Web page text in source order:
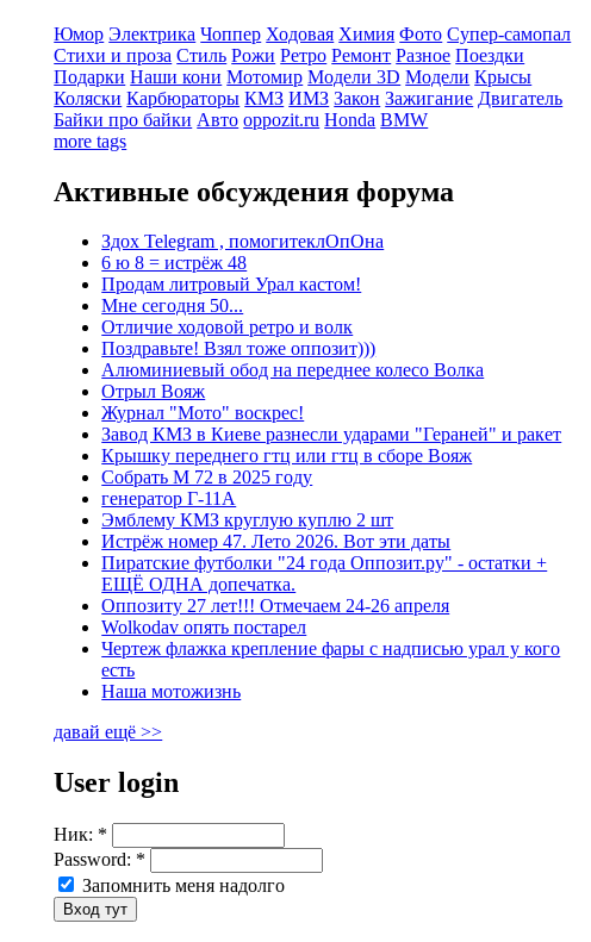
Юмор Электрика Чоппер Ходовая Химия Фото Супер-самопал
Стихи и проза Стиль Рожи Ретро Ремонт Разное Поездки
Подарки Наши кони Мотомир Модели 3D Модели Крысы
Коляски Карбюраторы КМЗ ИМЗ Закон Зажигание Двигатель
Байки про байки Авто oppozit.ru Honda BMW
more tags
Активные обсуждения форума
Здох Telegram , помогитеклОпОна
6 ю 8 = истрёж 48
Продам литровый Урал кастом!
Мне сегодня 50...
Отличие ходовой ретро и волк
Поздравьте! Взял тоже оппозит)))
Алюминиевый обод на переднее колесо Волка
Отрыл Вояж
Журнал "Мото" воскрес!
Завод КМЗ в Киеве разнесли ударами "Гераней" и ракет
Крышку переднего гтц или гтц в сборе Вояж
Собрать М 72 в 2025 году
генератор Г-11А
Эмблему КМЗ круглую куплю 2 шт
Истрёж номер 47. Лето 2026. Вот эти даты
Пиратские футболки "24 года Оппозит.ру" - остатки +
ЕЩЁ ОДНА допечатка.
Оппозиту 27 лет!!! Отмечаем 24-26 апреля
Wolkodav опять постарел
Чертеж флажка крепление фары с надписью урал у кого
есть
Наша мотожизнь
давай ещё >>
User login
Ник: *
Password: *
Запомнить меня надолго